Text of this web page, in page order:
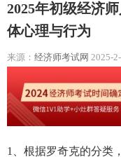
2025年初级经济
体心理与行为
来源： 经济师考试网 2025-
1、根据罗奇克的分类